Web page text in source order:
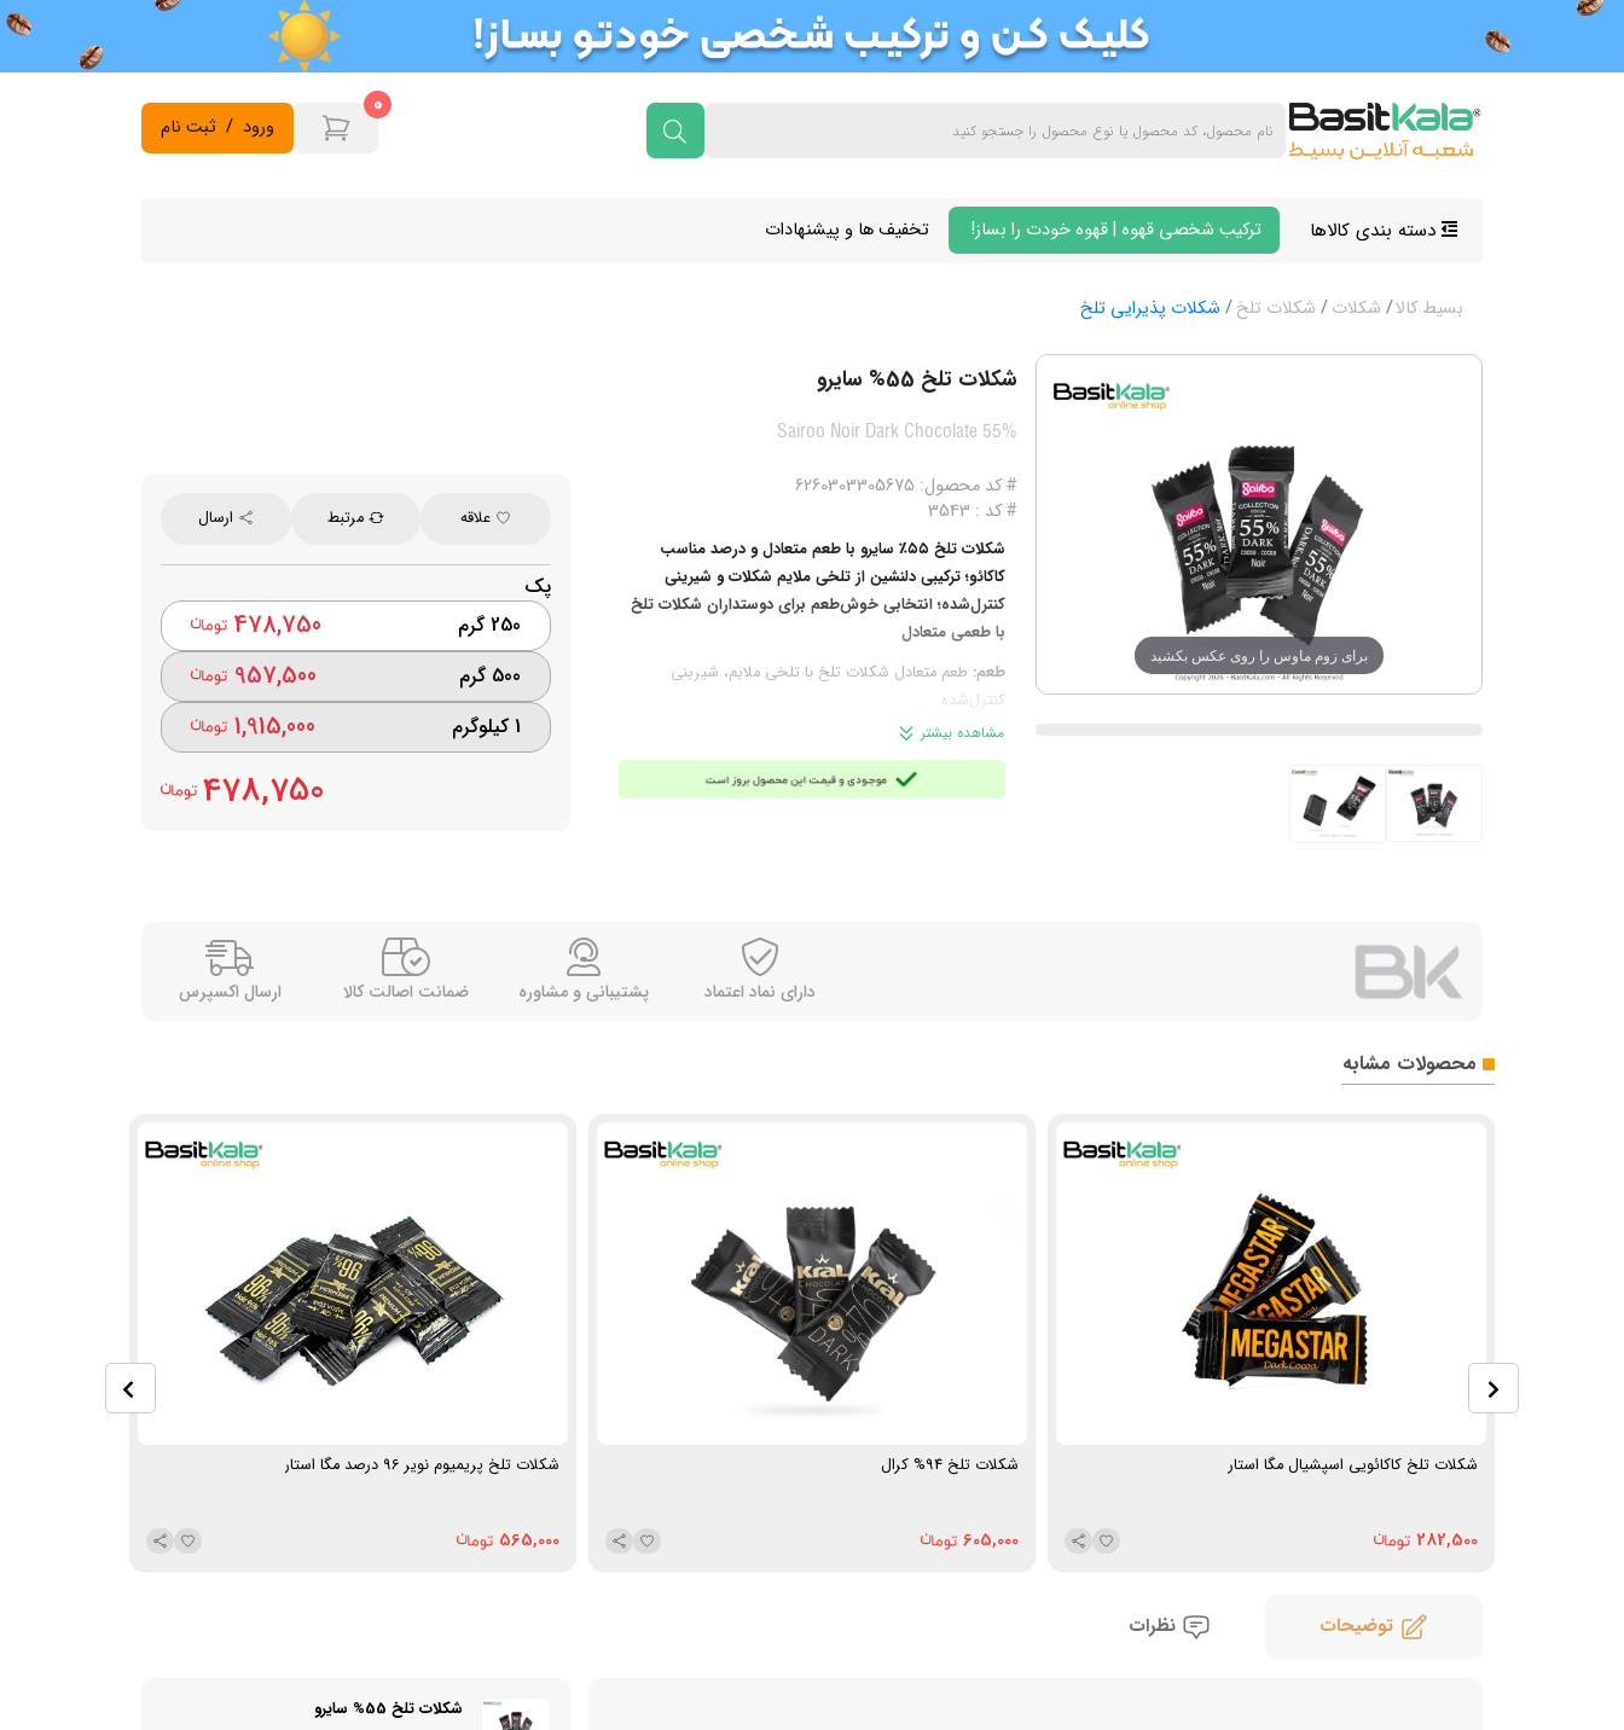
ثبت نام / ورود
0
دسته بندی کالاها ترکیب شخصی قهوه | قهوه خودت را بساز! تخفیف ها و پیشنهادات
بسیط کالا شکلات شکلات تلخ شکلات پذیرایی تلخ
برای زوم ماوس را روی عکس بکشید
شکلات تلخ 55% سایرو
Sairoo Noir Dark Chocolate 55%
# کد محصول: 6260303305675
# کد : 3543
شکلات تلخ ۵۵٪ سایرو با طعم متعادل و درصد مناسب
کاکائو؛ ترکیبی دلنشین از تلخی ملایم شکلات و شیرینی
کنترل‌شده؛ انتخابی خوش‌طعم برای دوستداران شکلات تلخ
با طعمی متعادل
طعم: طعم متعادل شکلات تلخ با تلخی ملایم‌، شیرینی
کنترل‌شده
بافت:بافتی ترد با ذوبی نرم و لطیف در دهان
چرا انتخاب این محصول؟تجربه طعمی متعادل و خوشایند از
کاکائو در شکلات ۵۵٪ سایرو؛ انتخابی مناسب برای افرادی که
مشاهده بیشتر
علاقه مرتبط ارسال
پک
250 گرم
478,750
500 گرم 957,500
1 کیلوگرم 1,915,000
478,750
دارای نماد اعتماد پشتیبانی و مشاوره ضمانت اصالت کالا ارسال اکسپرس
محصولات مشابه
شکلات تلخ کاکائویی اسپشیال مگا استار
282,500
شکلات تلخ 94% کرال
605,000
شکلات تلخ پریمیوم نویر 96 درصد مگا استار
565,000
توضیحات نظرات
شکلات تلخ 55% سایرو